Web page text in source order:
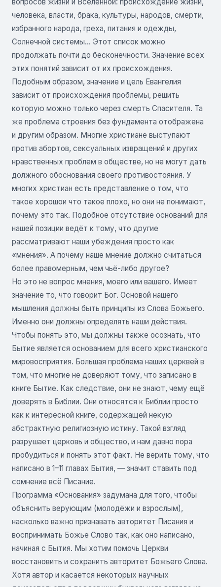
человека, власти, брака, культуры, народов, смерти,
избранного народа, греха, питания и одежды,
Солнечной системы… Этот список можно
продолжать почти до бесконечности. Значение всех
этих понятий зависит от их происхождения.
Подобным образом, значение и цель Евангелия
зависит от происхождения проблемы, решить
которую можно только через смерть Спасителя. Та
же проблема строения без фундамента отображена
и другим образом. Многие христиане выступают
против абортов, сексуальных извращений и других
нравственных проблем в обществе, но не могут дать
должного обоснования своего противостояния. У
многих христиан есть представление о том, что
такое хорошои что такое плохо, но они не понимают,
почему это так. Подобное отсутствие оснований для
нашей позиции ведёт к тому, что другие
рассматривают наши убеждения просто как
«мнения». А почему наше мнение должно считаться
более правомерным, чем чьё-либо другое?
Но это не вопрос мнения, моего или вашего. Имеет
значение то, что говорит Бог. Основой нашего
мышления должны быть принципы из Слова Божьего.
Именно они должны определять наши действия.
Чтобы понять это, мы должны также осознать, что
Бытие является основанием для всего христианского
мировосприятия. Большая проблема наших церквей в
том, что многие не доверяют тому, что записано в
книге Бытие. Как следствие, они не знают, чему ещё
доверять в Библии. Они относятся к Библии просто
как к интересной книге, содержащей некую
абстрактную религиозную истину. Такой взгляд
разрушает церковь и общество, и нам давно пора
пробудиться и понять этот факт. Не верить тому, что
написано в 1–11 главах Бытия, — значит ставить под
сомнение всё Писание.
Программа «Основания» задумана для того, чтобы
объяснить верующим (молодёжи и взрослым),
насколько важно признавать авторитет Писания и
воспринимать Божье Слово так, как оно написано,
начиная с Бытия. Мы хотим помочь Церкви
восстановить и сохранить авторитет Божьего Слова.
Хотя автор и касается некоторых научных